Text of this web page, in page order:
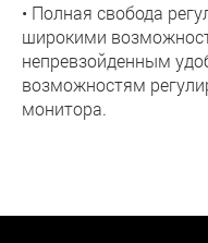
• Полная свобода
широкими
непревзойденным
возможностям
монитора.